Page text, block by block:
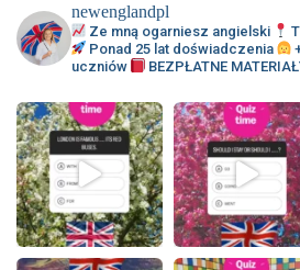
newenglandpl
Ze mną ogarniesz angielski
Ponad 25 lat doświadczenia
uczniów
BEZPŁATNE